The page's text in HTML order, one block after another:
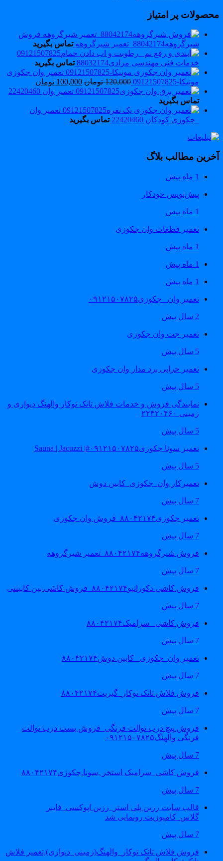
پر امتیاز
فروش
شیرگروهه88042174_تعمیر شیرگروهه
تماس بگیرید
خدمات فنی مهندسی مرادی88032174
تماس بگیرید
تعمیر وان جکوزی
مونیکا-09121507825
120,000 تومان 100,000 تومان
تعمیر وان 22420460
تماس بگیرید
تعمیر وان
_جکوزی کودکان 22420460
تماس بگیرید
مطالب بلاگ
1 ماه پیش
پیش‌نویس خودکار
تعمیر قطعات وان جکوزی
1 ماه پیش
1 ماه پیش
تعمیر وان _جکوزی۰۹۱۲۱۵۰۷۸۲۵
تعمیر جت وان جکوزی
تعمیر خرابی برد مدار وان جکوزی
نمایندگی فروش و خدمات فلاش تانک توکار والهنگ دیواری و
زمینی ۲۲۴۲۰۴۶۰
تعمیر سونا جکوزی۰۹۱۲۱۵۰۷۸۲۵#| Sauna | Jacuzzi
تعمیرکار وان_جکوزی_کابین دوش
تعمیر جکوزی۸۸۰۴۲۱۷۴_فروش وان جکوزی
فروش شیرگروهه۸۸۰۴۲۱۷۴_تعمیر شیرگروهه
فروش کاشی دکوراتیو۸۸۰۴۲۱۷۴_فروش کاشی بین کابینتی
فروش کاشی _سرامیک۸۸۰۴۲۱۷۴
تعمیر وان_جکوزی_ کابین دوش۸۸۰۴۲۱۷۴
فروش فلاش تانک توکار_گبریت۸۸۰۴۲۱۷۴
فروش پیچ درب توالت فرنگی_فروش بست درب توالت
فرنگی والهنگ۰۹۱۲۱۵۰۷۸۲۵
فروش کاشی_سرامیک استخر ,سونا,جکوزی۸۸۰۴۲۱۷۴
قالب سایت رزین پلی استر_رزین اپوکسی_فایبر
گلاس_کامپوزیت رونمایی شد
فروش فلاش تانک توکار_والهنگ(زمینی_دیواری),تعمیر فلاش